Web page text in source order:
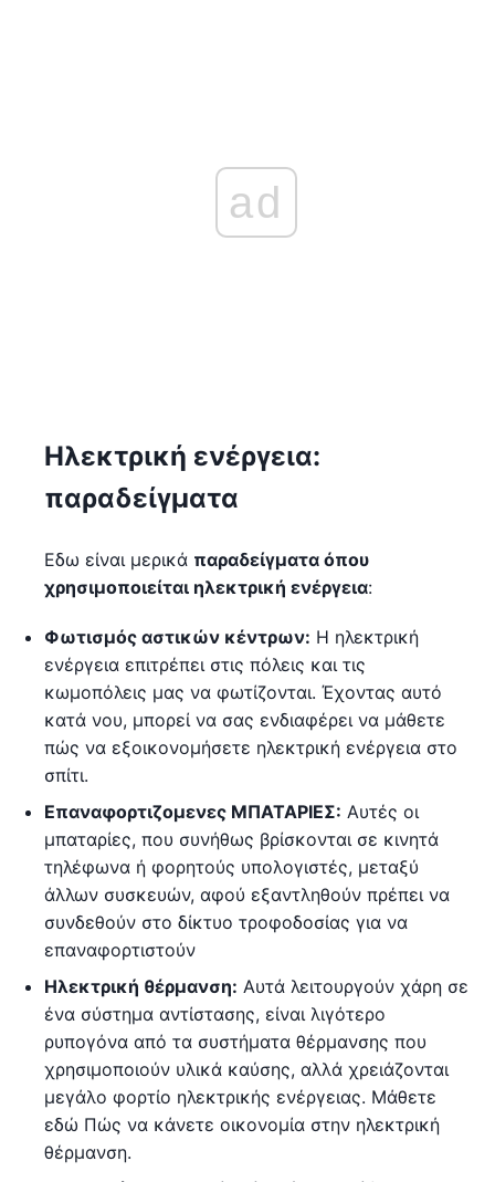
ad
Ηλεκτρική ενέργεια:
παραδείγματα
Εδω είναι μερικά παραδείγματα όπου
χρησιμοποιείται ηλεκτρική ενέργεια:
Φωτισμός αστικών κέντρων: Η ηλεκτρική
ενέργεια επιτρέπει στις πόλεις και τις
κωμοπόλεις μας να φωτίζονται. Έχοντας αυτό
κατά νου, μπορεί να σας ενδιαφέρει να μάθετε
πώς να εξοικονομήσετε ηλεκτρική ενέργεια στο
σπίτι.
Επαναφορτιζομενες ΜΠΑΤΑΡΙΕΣ: Αυτές οι
μπαταρίες, που συνήθως βρίσκονται σε κινητά
τηλέφωνα ή φορητούς υπολογιστές, μεταξύ
άλλων συσκευών, αφού εξαντληθούν πρέπει να
συνδεθούν στο δίκτυο τροφοδοσίας για να
επαναφορτιστούν
Ηλεκτρική θέρμανση: Αυτά λειτουργούν χάρη σε
ένα σύστημα αντίστασης, είναι λιγότερο
ρυπογόνα από τα συστήματα θέρμανσης που
χρησιμοποιούν υλικά καύσης, αλλά χρειάζονται
μεγάλο φορτίο ηλεκτρικής ενέργειας. Μάθετε
εδώ Πώς να κάνετε οικονομία στην ηλεκτρική
θέρμανση.